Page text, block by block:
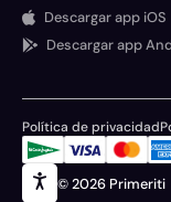
Descargar app iOS
Descargar app
© 2026 Primeriti
Política de privacidad